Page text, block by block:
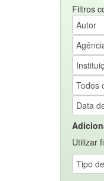
Filtros
Utilizar